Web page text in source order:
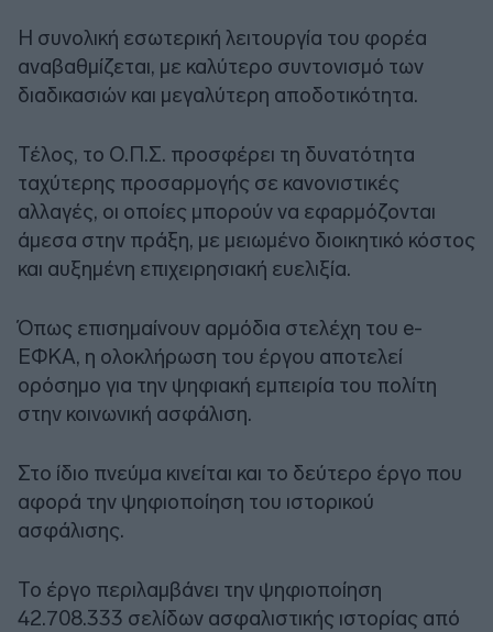
Η συνολική εσωτερική λειτουργία του φορέα
αναβαθμίζεται, με καλύτερο συντονισμό των
διαδικασιών και μεγαλύτερη αποδοτικότητα.
Τέλος, το Ο.Π.Σ. προσφέρει τη δυνατότητα
ταχύτερης προσαρμογής σε κανονιστικές
αλλαγές, οι οποίες μπορούν να εφαρμόζονται
άμεσα στην πράξη, με μειωμένο διοικητικό κόστος
και αυξημένη επιχειρησιακή ευελιξία.
Όπως επισημαίνουν αρμόδια στελέχη του e-
ΕΦΚΑ, η ολοκλήρωση του έργου αποτελεί
ορόσημο για την ψηφιακή εμπειρία του πολίτη
στην κοινωνική ασφάλιση.
Στο ίδιο πνεύμα κινείται και το δεύτερο έργο που
αφορά την ψηφιοποίηση του ιστορικού
ασφάλισης.
Το έργο περιλαμβάνει την ψηφιοποίηση
42.708.333 σελίδων ασφαλιστικής ιστορίας από